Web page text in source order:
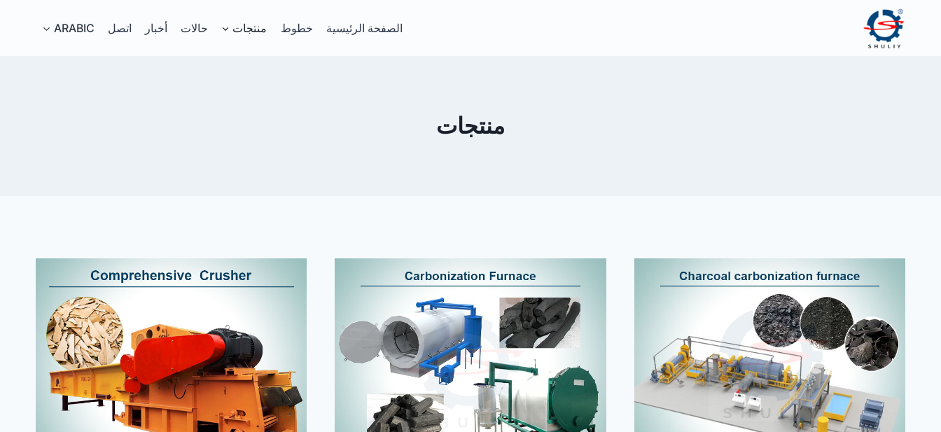
الصفحة الرئيسية خطوط منتجات حالات أخبار اتصل ARABIC
منتجات